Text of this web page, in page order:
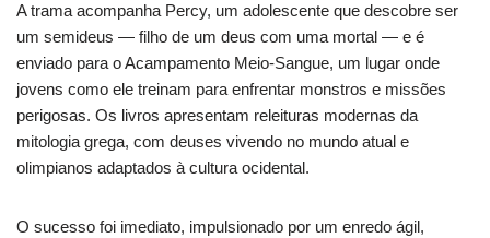
A trama acompanha Percy, um adolescente que descobre ser
um semideus — filho de um deus com uma mortal — e é
enviado para o Acampamento Meio-Sangue, um lugar onde
jovens como ele treinam para enfrentar monstros e missões
perigosas. Os livros apresentam releituras modernas da
mitologia grega, com deuses vivendo no mundo atual e
olimpianos adaptados à cultura ocidental.
O sucesso foi imediato, impulsionado por um enredo ágil,